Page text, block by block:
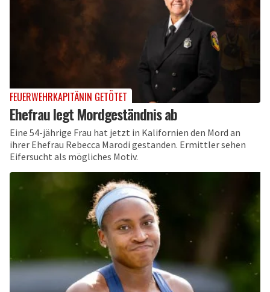
FEUERWEHRKAPITÄNIN GETÖTET
Ehefrau legt Mordgeständnis ab
Eine 54-jährige Frau hat jetzt in Kalifornien den Mord an
ihrer Ehefrau Rebecca Marodi gestanden. Ermittler sehen
Eifersucht als mögliches Motiv.